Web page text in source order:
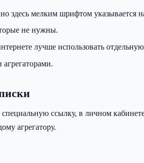
здесь мелким шрифтом указывается
не нужны.
лучше использовать
ссылку, в личном
агрегатору.